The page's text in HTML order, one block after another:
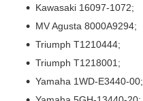
Kawasaki 16097-1072;
MV Agusta 8000A9294;
Triumph T1210444;
Triumph T1218001;
Yamaha 1WD-E3440-00;